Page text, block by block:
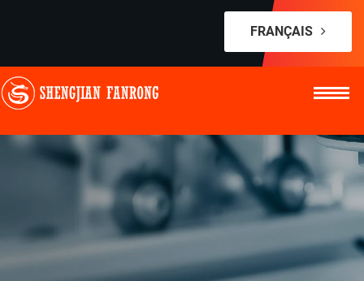
FRANÇAIS